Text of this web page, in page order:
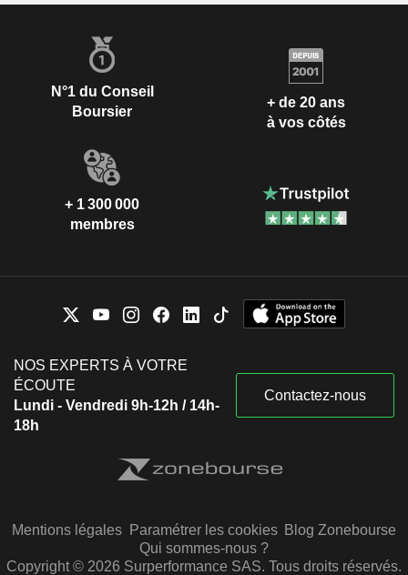
N°1 du Conseil
Boursier
+ de 20 ans
à vos côtés
+ 1 300 000
membres
NOS EXPERTS À VOTRE
ÉCOUTE
Lundi - Vendredi 9h-12h / 14h-
18h
Contactez-nous
Mentions légales Paramétrer les cookies Blog Zonebourse
Qui sommes-nous ?
Copyright © 2026 Surperformance SAS. Tous droits réservés.